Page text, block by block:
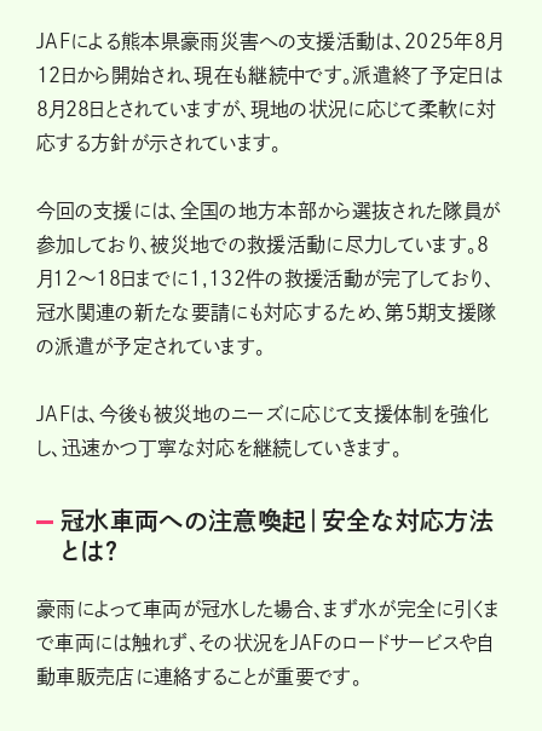
JAFによる熊本県豪雨災害への支援活動は、2025年8月
12日から開始され、現在も継続中です。派遣終了予定日は
8月28日とされていますが、現地の状況に応じて柔軟に対
応する方針が示されています。
今回の支援には、全国の地方本部から選抜された隊員が
参加しており、被災地での救援活動に尽力しています。8
月12～18日までに1,132件の救援活動が完了しており、
冠水関連の新たな要請にも対応するため、第5期支援隊
の派遣が予定されています。
JAFは、今後も被災地のニーズに応じて支援体制を強化
し、迅速かつ丁寧な対応を継続していきます。
冠水車両への注意喚起｜安全な対応方法
とは？
豪雨によって車両が冠水した場合、まず水が完全に引くま
で車両には触れず、その状況をJAFのロードサービスや自
動車販売店に連絡することが重要です。